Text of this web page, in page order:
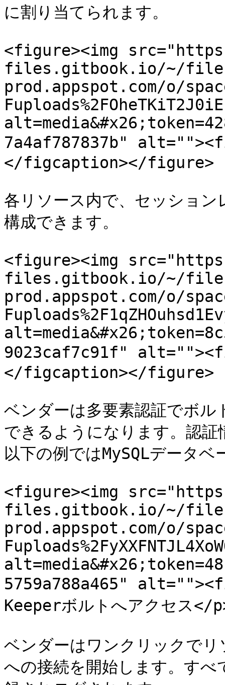
に割り当てられます。
<figure><img
files.gitbook.io/~/
prod.appspot.com/o/
7a4af787837b"
</figcaption></figure>
各リソース内で、セッショ
構成できます。
<figure><img
files.gitbook.io/~/
prod.appspot.com/o/
9023caf7c91f"
</figcaption></figure>
ベンダーは多要素認証でボ
できるようになります。認
以下の例ではMySQLデータ
<figure><img
files.gitbook.io/~/
prod.appspot.com/o/
5759a788a465"
Keeperボルトへアクセ
ベンダーはワンクリックで
への接続を開始します。す